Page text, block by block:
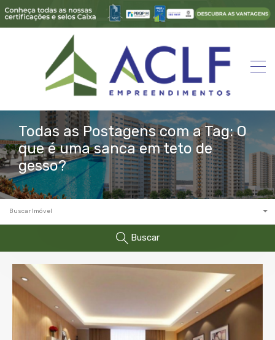
Todas as Postagens com a Tag: O
que é uma sanca em teto de
gesso?
Buscar Imóvel
Buscar